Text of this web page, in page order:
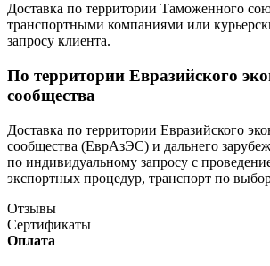
Доставка по территории Таможенного
транспортными компаниями или
запросу клиента.
По территории Евразийского
сообщества
Доставка по территории Евразийского
сообщества (ЕврАзЭС) и дальнего
по индивидуальному запросу с
экспортных процедур, транспорт по
Отзывы
Сертификаты
Оплата